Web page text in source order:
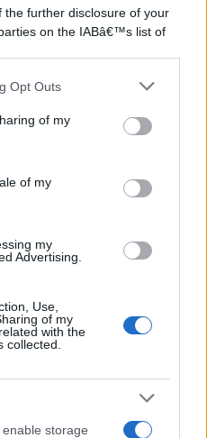
the further disclosure of your
on the IABâ€™s list of
by us to third parties
parties.
uses one or more Google
information including but
behaviour. You may click to
and its third-party tags to
Opt Outs
of my
of my
my
Advertising.
Use,
of my
with the
collected.
storage